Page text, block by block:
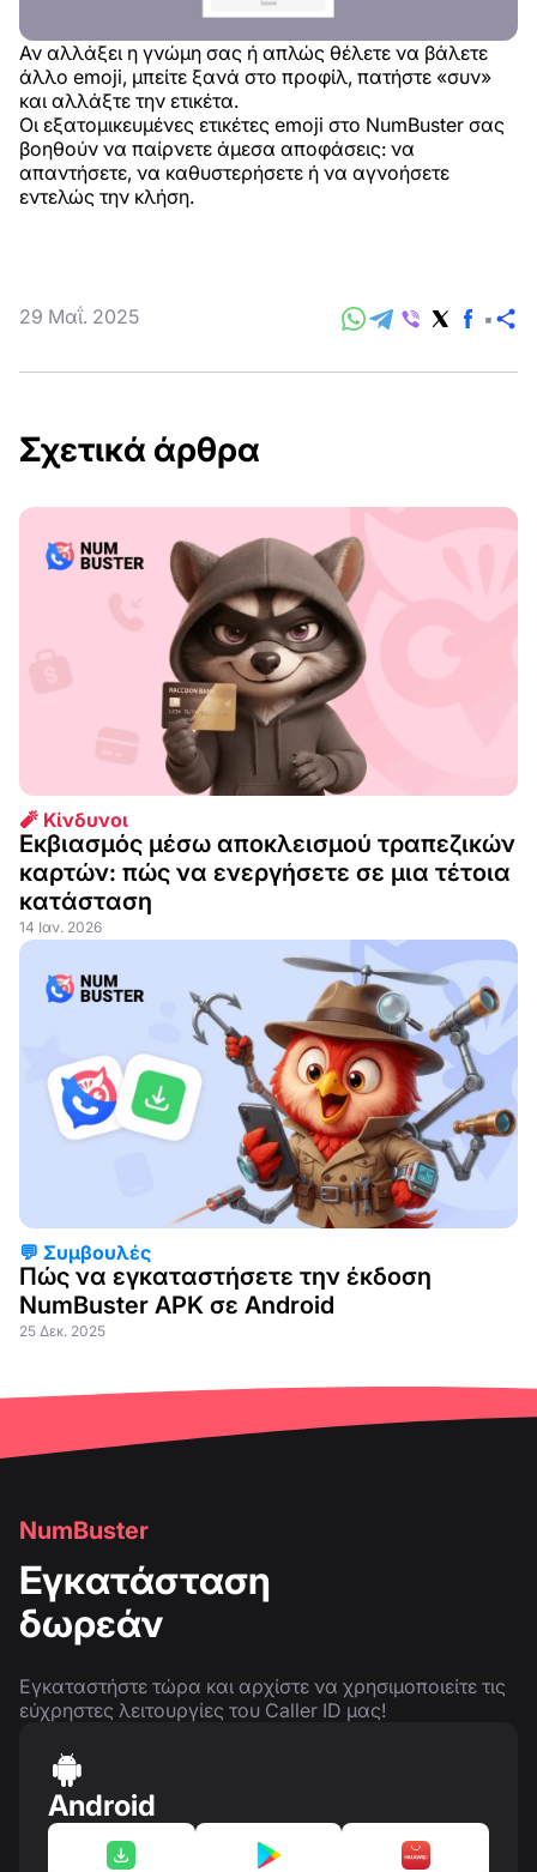
Αν αλλάξει η γνώμη σας ή απλώς θέλετε να βάλετε
άλλο emoji, μπείτε ξανά στο προφίλ, πατήστε «συν»
και αλλάξτε την ετικέτα.
Οι εξατομικευμένες ετικέτες emoji στο NumBuster σας
βοηθούν να παίρνετε άμεσα αποφάσεις: να
απαντήσετε, να καθυστερήσετε ή να αγνοήσετε
εντελώς την κλήση.
29 Μαΐ. 2025
Σχετικά άρθρα
🧨 Κίνδυνοι
Εκβιασμός μέσω αποκλεισμού τραπεζικών
καρτών: πώς να ενεργήσετε σε μια τέτοια
κατάσταση
14 Ιαν. 2026
💬 Συμβουλές
Πώς να εγκαταστήσετε την έκδοση
NumBuster APK σε Android
25 Δεκ. 2025
NumBuster
Εγκατάσταση
δωρεάν
Εγκαταστήστε τώρα και αρχίστε να χρησιμοποιείτε τις
εύχρηστες λειτουργίες του Caller ID μας!
Android